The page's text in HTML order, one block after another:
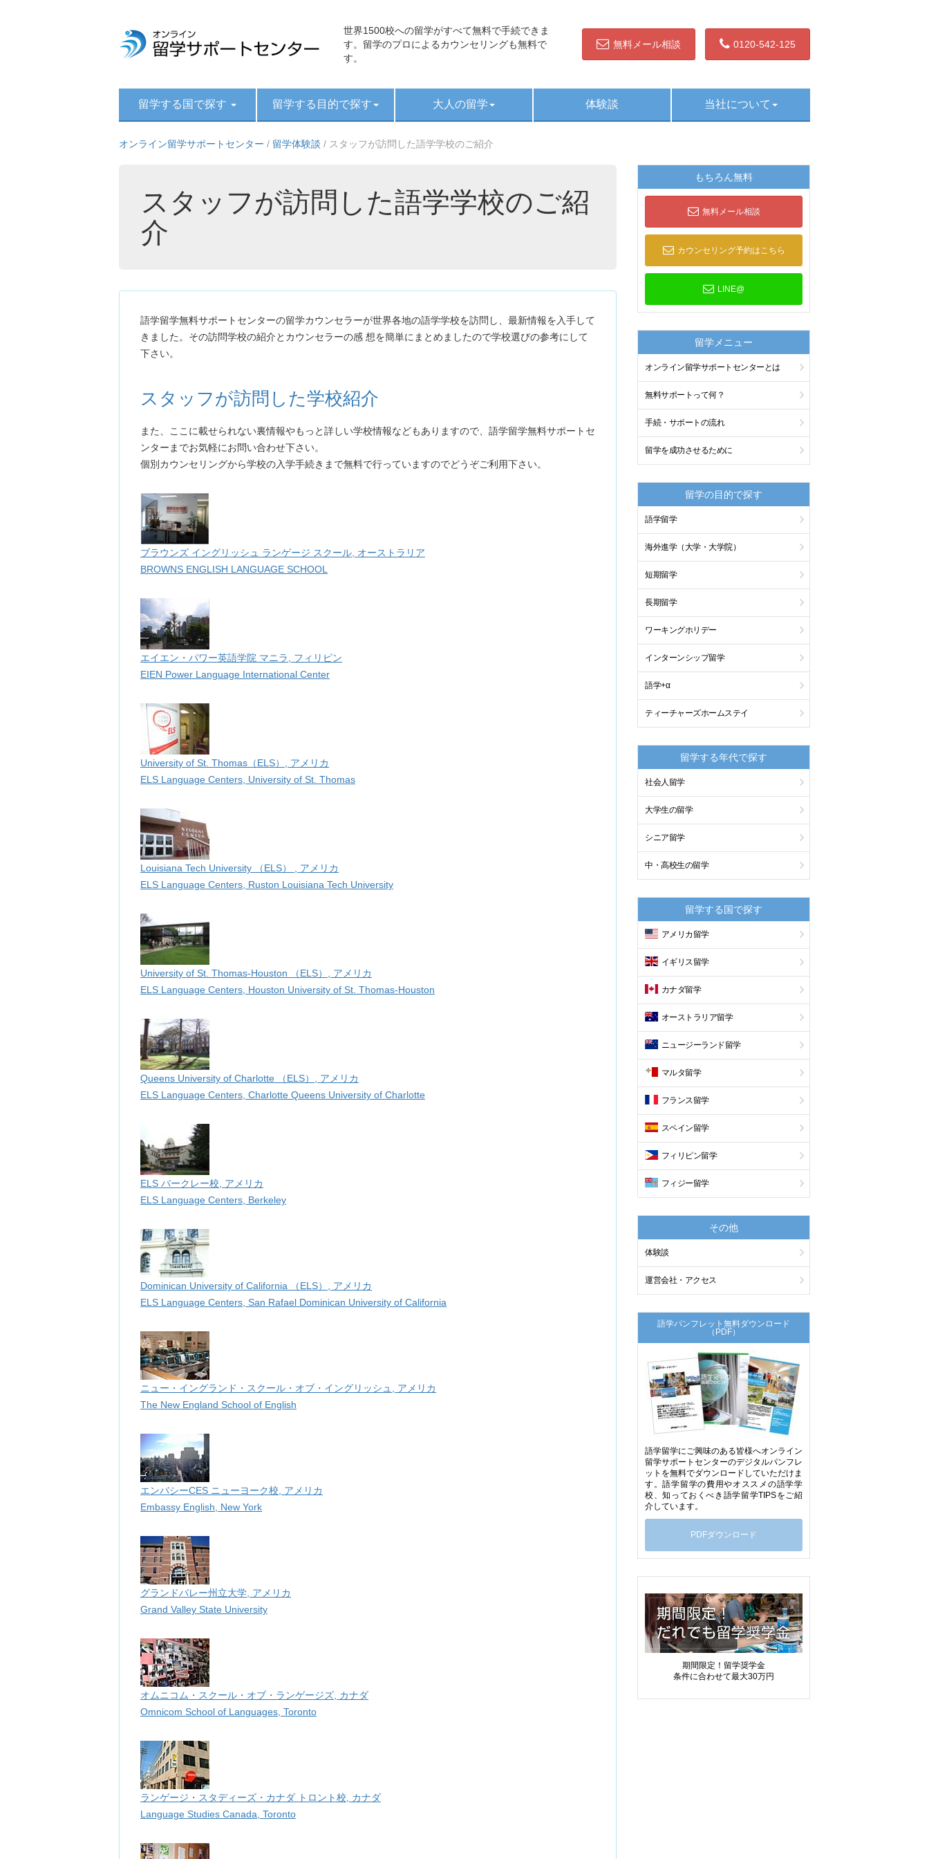
世界1500校への留学がすべて無料で手続できま
す。留学のプロによるカウンセリングも無料で
す。
無料メール相談 0120-542-125
留学する国で探す 留学する目的で探す 大人の留学 体験談 当社について
オンライン留学サポートセンター / 留学体験談 / スタッフが訪問した語学学校のご紹介
スタッフが訪問した語学学校のご紹
介
語学留学無料サポートセンターの留学カウンセラーが世界各地の語学学校を訪問し、最新情報を入手して
きました。その訪問学校の紹介とカウンセラーの感 想を簡単にまとめましたので学校選びの参考にして
下さい。
スタッフが訪問した学校紹介
また、ここに載せられない裏情報やもっと詳しい学校情報などもありますので、語学留学無料サポートセ
ンターまでお気軽にお問い合わせ下さい。
個別カウンセリングから学校の入学手続きまで無料で行っていますのでどうぞご利用下さい。
ブラウンズ イングリッシュ ランゲージ スクール, オーストラリア
BROWNS ENGLISH LANGUAGE SCHOOL
エイエン・パワー英語学院 マニラ, フィリピン
EIEN Power Language International Center
University of St. Thomas（ELS）, アメリカ
ELS Language Centers, University of St. Thomas
Louisiana Tech University （ELS） , アメリカ
ELS Language Centers, Ruston Louisiana Tech University
University of St. Thomas-Houston （ELS）, アメリカ
ELS Language Centers, Houston University of St. Thomas-Houston
Queens University of Charlotte （ELS）, アメリカ
ELS Language Centers, Charlotte Queens University of Charlotte
ELS バークレー校, アメリカ
ELS Language Centers, Berkeley
Dominican University of California （ELS）, アメリカ
ELS Language Centers, San Rafael Dominican University of California
ニュー・イングランド・スクール・オブ・イングリッシュ, アメリカ
The New England School of English
エンバシーCES ニューヨーク校, アメリカ
Embassy English, New York
グランドバレー州立大学, アメリカ
Grand Valley State University
オムニコム・スクール・オブ・ランゲージズ, カナダ
Omnicom School of Languages, Toronto
ランゲージ・スタディーズ・カナダ トロント校, カナダ
Language Studies Canada, Toronto
もちろん無料
無料メール相談
カウンセリング予約はこちら
LINE@
留学メニュー
オンライン留学サポートセンターとは
無料サポートって何？
手続・サポートの流れ
留学を成功させるために
留学の目的で探す
語学留学
海外進学（大学・大学院）
短期留学
長期留学
ワーキングホリデー
インターンシップ留学
語学+α
ティーチャーズホームステイ
留学する年代で探す
社会人留学
大学生の留学
シニア留学
中・高校生の留学
留学する国で探す
アメリカ留学
イギリス留学
カナダ留学
オーストラリア留学
ニュージーランド留学
マルタ留学
フランス留学
スペイン留学
フィリピン留学
フィジー留学
その他
体験談
運営会社・アクセス
語学パンフレット無料ダウンロード
（PDF）
語学留学にご興味のある皆様へオンライン
留学サポートセンターのデジタルパンフレ
ットを無料でダウンロードしていただけま
す。語学留学の費用やオススメの語学学
校、知っておくべき語学留学TIPSをご紹
介しています。
PDFダウンロード
期間限定！留学奨学金
条件に合わせて最大30万円